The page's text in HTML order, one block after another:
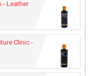
- Leather
Clinic -
...